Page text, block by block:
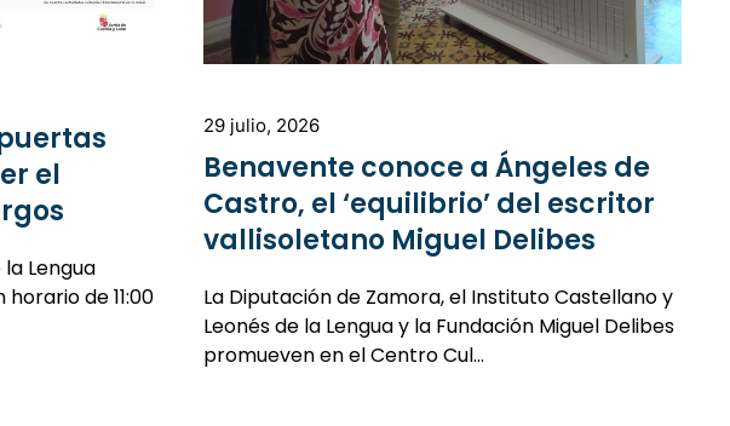
el
Lengua
de 11:00
29 julio, 2026
Benavente conoce a Ángeles de
Castro, el ‘equilibrio’ del escritor
vallisoletano Miguel Delibes
La Diputación de Zamora, el Instituto Castellano y
Leonés de la Lengua y la Fundación Miguel Delibes
promueven en el Centro Cul…